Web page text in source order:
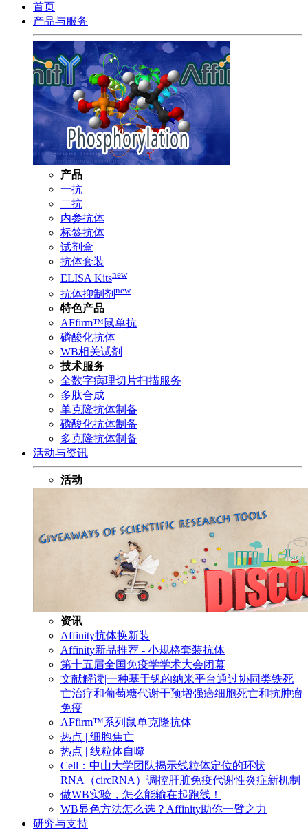
首页
产品与服务
产品
一抗
二抗
内参抗体
标签抗体
试剂盒
抗体套装
ELISA Kitsnew
抗体抑制剂 new
特色产品
AFfirm™鼠单抗
磷酸化抗体
WB相关试剂
技术服务
全数字病理切片扫描服务
多肽合成
单克隆抗体制备
磷酸化抗体制备
多克隆抗体制备
活动与资讯
活动
资讯
Affinity抗体换新装
Affinity新品推荐 - 小规格套装抗体
第十五届全国免疫学学术大会闭幕
文献解读|一种基于钒的纳米平台通过协同类铁死
亡治疗和葡萄糖代谢干预增强癌细胞死亡和抗肿瘤
免疫
AFfirm™系列鼠单克隆抗体
热点 | 细胞焦亡
热点 | 线粒体自噬
Cell：中山大学团队揭示线粒体定位的环状
RNA（circRNA）调控肝脏免疫代谢性炎症新机制
做WB实验，怎么能输在起跑线！
WB显色方法怎么选？Affinity助你一臂之力
研究与支持